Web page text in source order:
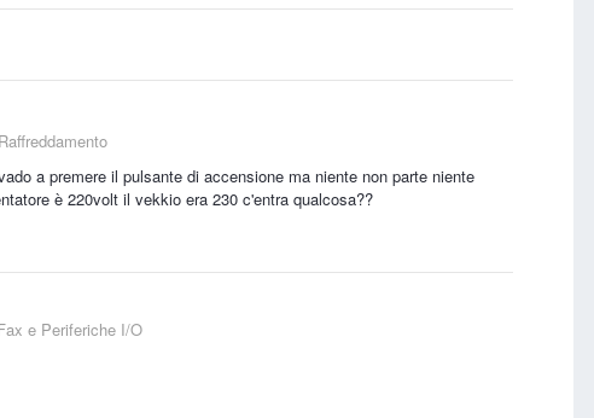
a premere il pulsante di accensione ma niente non parte niente
è 220volt il vekkio era 230 c'entra qualcosa??
e Periferiche I/O